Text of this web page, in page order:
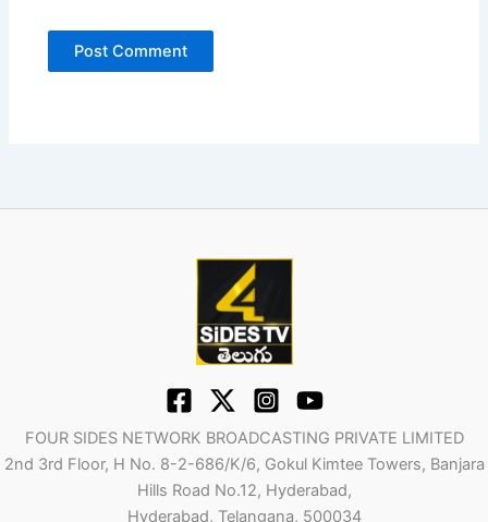
FOUR SIDES NETWORK BROADCASTING PRIVATE LIMITED
2nd 3rd Floor, H No. 8-2-686/K/6, Gokul Kimtee Towers, Banjara
Hills Road No.12, Hyderabad,
Hyderabad, Telangana, 500034